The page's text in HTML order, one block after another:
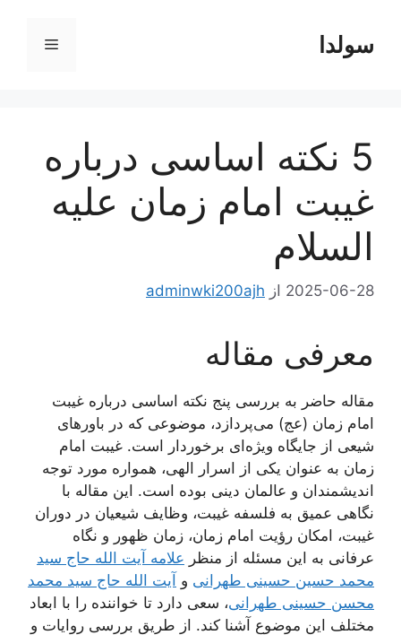
محتواسولدا فهرست
5 نکته اساسی درباره
غیبت امام زمان علیه
السلام
2025-06-28 از adminwki200ajh
معرفی مقاله
مقاله حاضر به بررسی پنج نکته اساسی درباره غیبت
امام زمان (عج) می‌پردازد، موضوعی که در باورهای
شیعی از جایگاه ویژه‌ای برخوردار است. غیبت امام
زمان به عنوان یکی از اسرار الهی، همواره مورد توجه
اندیشمندان و عالمان دینی بوده است. این مقاله با
نگاهی عمیق به فلسفه غیبت، وظایف شیعیان در دوران
غیبت، امکان رؤیت امام زمان، زمان ظهور و نگاه
عرفانی به این مسئله از منظر علامه آیت الله حاج سید
محمد حسین حسینی طهرانی و آیت الله حاج سید محمد
محسن حسینی طهرانی، سعی دارد تا خواننده را با ابعاد
مختلف این موضوع آشنا کند. از طریق بررسی روایات و